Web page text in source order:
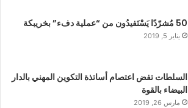
50 مُشرّدًا يَسْتَفيدُون من “عملية دفء” بخريبكة
يناير 5, 2019
السلطات تفض اعتصام أساتذة التكوين المهني بالدار
البيضاء بالقوة
مارس 26, 2019